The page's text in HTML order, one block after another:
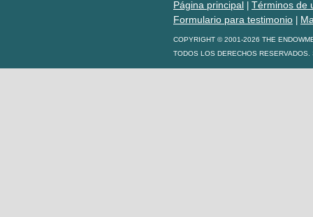
Página principal
Términos de
Formulario para testimonio
COPYRIGHT © 2001-2026 THE
TODOS LOS DERECHOS